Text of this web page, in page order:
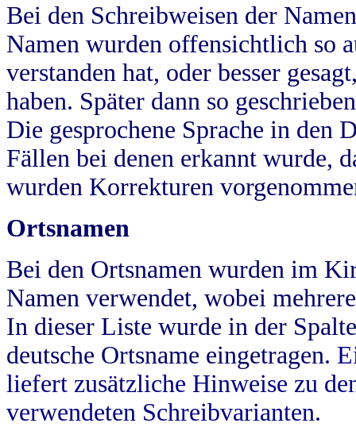
Bei den Schreibweisen der
Namen wurden offensichtlich so
verstanden hat, oder besser
haben. Später dann so
Die gesprochene Sprache in
Fällen bei denen erkannt wurde,
wurden Korrekturen
Ortsnamen
Bei den Ortsnamen wurden im
Namen verwendet, wobei
In dieser Liste wurde in der
deutsche Ortsname eingetragen.
liefert zusätzliche Hinweise zu
verwendeten Schreibvarianten.